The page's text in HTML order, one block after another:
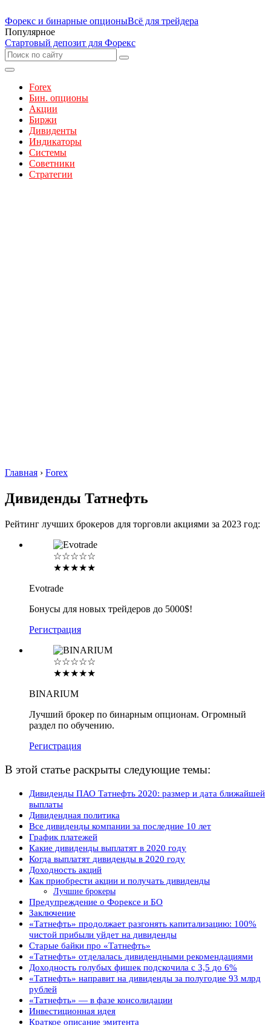
Форекс и бинарные опционыВсё для трейдера
Популярное
Стартовый депозит для Форекс
Forex
Бин. опционы
Акции
Биржи
Дивиденты
Индикаторы
Системы
Советники
Стратегии
Главная › Forex
Дивиденды Татнефть
Рейтинг лучших брокеров для торговли акциями за 2023 год:
☆☆☆☆☆
★★★★★
Evotrade
Бонусы для новых трейдеров до 5000$!
Регистрация
☆☆☆☆☆
★★★★★
BINARIUM
Лучший брокер по бинарным опционам. Огромный
раздел по обучению.
Регистрация
В этой статье раскрыты следующие темы:
Дивиденды ПАО Татнефть 2020: размер и дата ближайшей
выплаты
Дивидендная политика
Все дивиденды компании за последние 10 лет
График платежей
Какие дивиденды выплатят в 2020 году
Когда выплатят дивиденды в 2020 году
Доходность акций
Как приобрести акции и получать дивиденды
Лучшие брокеры
Предупреждение о Форексе и БО
Заключение
«Татнефть» продолжает разгонять капитализацию: 100%
чистой прибыли уйдет на дивиденды
Старые байки про «Татнефть»
«Татнефть» отделалась дивидендными рекомендациями
Доходность голубых фишек подскочила с 3,5 до 6%
«Татнефть» направит на дивиденды за полугодие 93 млрд
рублей
«Татнефть» — в фазе консолидации
Инвестиционная идея
Краткое описание эмитента